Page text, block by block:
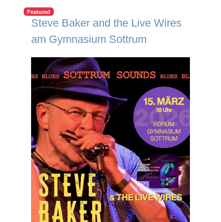
Featured
Steve Baker and the Live Wires
am Gymnasium Sottrum